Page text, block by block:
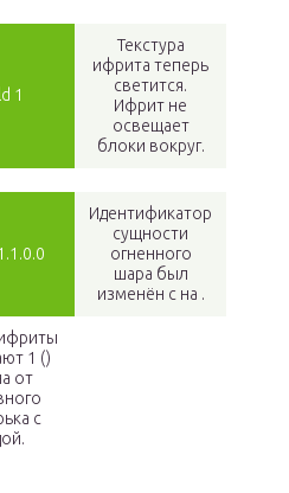
1
Текстура
ифрита теперь
светится.
Ифрит не
освещает
блоки вокруг.
Идентификатор
сущности
огненного
шара был
изменён с на .
1 ()
от
с